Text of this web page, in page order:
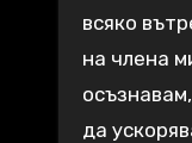
всяко
на члена
да